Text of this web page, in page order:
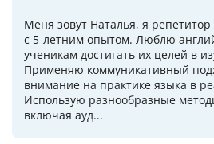
Меня зовут Наталья, я репетитор
с 5-летним опытом. Люблю
ученикам достигать их целей в
Применяю коммуникативный
внимание на практике языка в
Использую разнообразные
включая ауд...